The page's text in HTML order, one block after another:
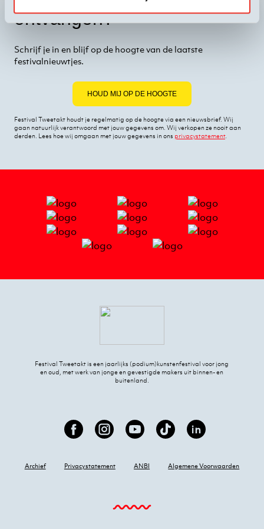
ontvangen?
Schrijf je in en blijf op de hoogte van de laatste
festivalnieuwtjes.
HOUD MIJ OP DE HOOGTE
Festival Tweetakt houdt je regelmatig op de hoogte via een nieuwsbrief. Wij
gaan natuurlijk verantwoord met jouw gegevens om. Wij verkopen ze nooit aan
derden. Lees hoe wij omgaan met jouw gegevens in ons privacystatement.
Festival Tweetakt is een jaarlijks (podium)kunstenfestival voor jong
en oud, met werk van jonge en gevestigde makers uit binnen- en
buitenland.
Archief Privacystatement ANBI Algemene Voorwaarden